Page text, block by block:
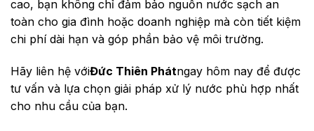
cao, bạn không chỉ đảm bảo nguồn nước sạch an
toàn cho gia đình hoặc doanh nghiệp mà còn tiết kiệm
chi phí dài hạn và góp phần bảo vệ môi trường.
Hãy liên hệ vớiĐức Thiên Phátngay hôm nay để được
tư vấn và lựa chọn giải pháp xử lý nước phù hợp nhất
cho nhu cầu của bạn.